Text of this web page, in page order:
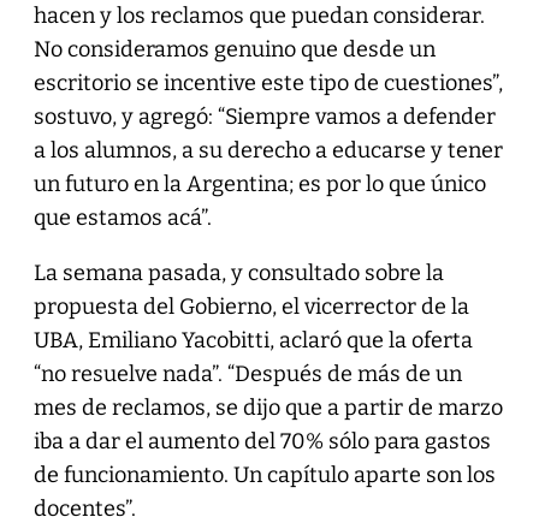
hacen y los reclamos que puedan considerar.
No consideramos genuino que desde un
escritorio se incentive este tipo de cuestiones”,
sostuvo, y agregó: “Siempre vamos a defender
a los alumnos, a su derecho a educarse y tener
un futuro en la Argentina; es por lo que único
que estamos acá”.
La semana pasada, y consultado sobre la
propuesta del Gobierno, el vicerrector de la
UBA, Emiliano Yacobitti, aclaró que la oferta
“no resuelve nada”. “Después de más de un
mes de reclamos, se dijo que a partir de marzo
iba a dar el aumento del 70% sólo para gastos
de funcionamiento. Un capítulo aparte son los
docentes”.